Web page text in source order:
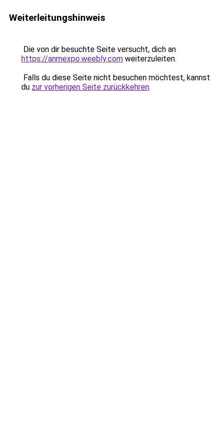
Weiterleitungshinweis
Die von dir besuchte Seite versucht, dich an
https://anmexpo.weebly.com weiterzuleiten.
Falls du diese Seite nicht besuchen möchtest, kannst
du zur vorherigen Seite zurückkehren.